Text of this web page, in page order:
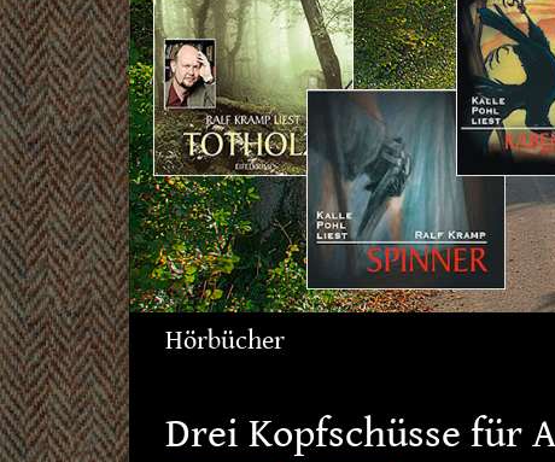
Hörbücher
Drei Kopfschüsse für